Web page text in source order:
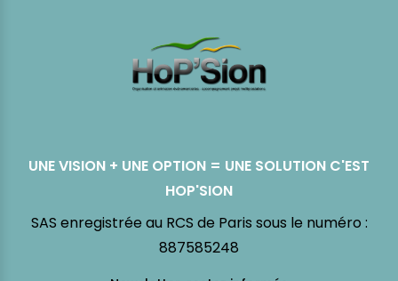
UNE VISION + UNE OPTION = UNE SOLUTION C'EST
HOP'SION
SAS enregistrée au RCS de Paris sous le numéro :
887585248